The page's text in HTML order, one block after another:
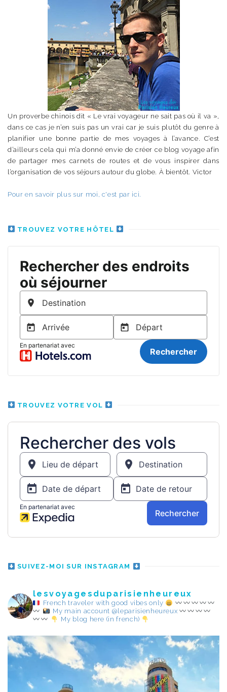
Un proverbe chinois dit « Le vrai voyageur ne sait pas où il va »,
dans ce cas je n’en suis pas un vrai car je suis plutôt du genre à
planifier une bonne partie de mes voyages à l’avance. C’est
d’ailleurs cela qui m’a donné envie de créer ce blog voyage afin
de partager mes carnets de routes et de vous inspirer dans
l’organisation de vos séjours autour du globe. À bientôt. Victor
Pour en savoir plus sur moi, c'est par ici.
TROUVEZ VOTRE HÔTEL
TROUVEZ VOTRE VOL
SUIVEZ-MOI SUR INSTAGRAM
lesvoyagesduparisienheureux
French traveler with good vibes only
My main account @leparisienheureux
My blog here (in french)